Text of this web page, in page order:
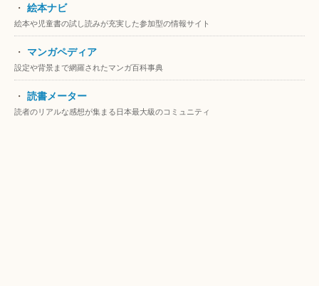
・ 絵本ナビ
絵本や児童書の試し読みが充実した参加型の情報サイト
・ マンガペディア
設定や背景まで網羅されたマンガ百科事典
・ 読書メーター
読者のリアルな感想が集まる日本最大級のコミュニティ